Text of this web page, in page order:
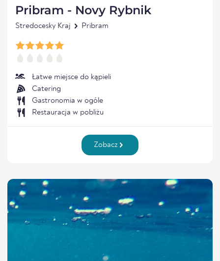
Pribram - Novy Rybnik
Stredocesky Kraj Pribram
Łatwe miejsce do kąpieli
Catering
Gastronomia w ogóle
Restauracja w pobliżu
Zobacz